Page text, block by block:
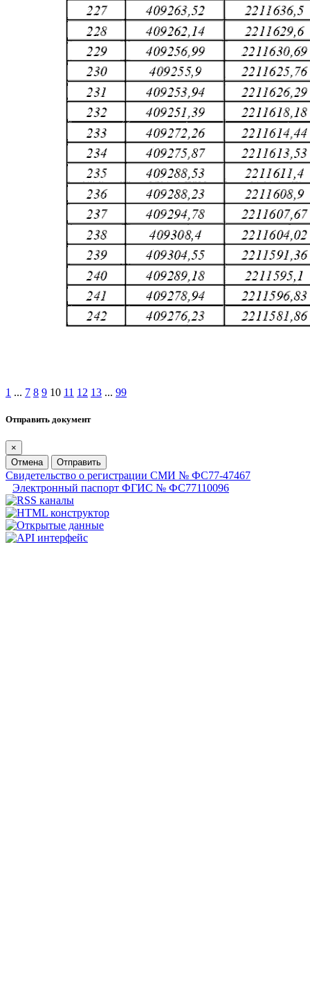
1 ... 7 8 9 10 11 12 13 ... 99
Отправить документ
×
Отмена
Отправить
Свидетельство о регистрации СМИ № ФС77-47467
Электронный паспорт ФГИС № ФС77110096